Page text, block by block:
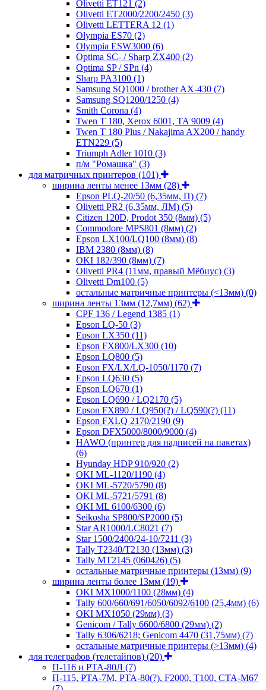
Olivetti ET121 (2)
Olivetti ET2000/2200/2450 (3)
Olivetti LETTERA 12 (1)
Olympia ES70 (2)
Olympia ESW3000 (6)
Optima SC- / Sharp ZX400 (2)
Optima SP / SPn (4)
Sharp PA3100 (1)
Samsung SQ1000 / brother AX-430 (7)
Samsung SQ1200/1250 (4)
Smith Corona (4)
Twen T 180, Xerox 6001, TA 9009 (4)
Twen T 180 Plus / Nakajima AX200 / handy
ETN229 (5)
Triumph Adler 1010 (3)
п/м "Ромашка" (3)
для матричных принтеров (101)
ширина ленты менее 13мм (28)
Epson PLQ-20/50 (6,35мм, П) (7)
Olivetti PR2 (6,35мм, ЛМ) (5)
Citizen 120D, Prodot 350 (8мм) (5)
Commodore MPS801 (8мм) (2)
Epson LX100/LQ100 (8мм) (8)
IBM 2380 (8мм) (8)
OKI 182/390 (8мм) (7)
Olivetti PR4 (11мм, правый Мёбиус) (3)
Olivetti Dm100 (5)
остальные матричные принтеры (<13мм) (0)
ширина ленты 13мм (12,7мм) (62)
CPF 136 / Legend 1385 (1)
Epson LQ-50 (3)
Epson LX350 (11)
Epson FX800/LX300 (10)
Epson LQ800 (5)
Epson FX/LX/LQ-1050/1170 (7)
Epson LQ630 (5)
Epson LQ670 (1)
Epson LQ690 / LQ2170 (5)
Epson FX890 / LQ950(?) / LQ590(?) (11)
Epson FXLQ 2170/2190 (9)
Epson DFX5000/8000/9000 (4)
HAWO (принтер для надписей на пакетах)
(6)
Hyunday HDP 910/920 (2)
OKI ML-1120/1190 (4)
OKI ML-5720/5790 (8)
OKI ML-5721/5791 (8)
OKI ML 6100/6300 (6)
Seikosha SP800/SP2000 (5)
Star AR1000/LC8021 (7)
Star 1500/2400/24-10/7211 (3)
Tally T2340/T2130 (13мм) (3)
Tally MT2145 (060426) (5)
остальные матричные принтеры (13мм) (9)
ширина ленты более 13мм (19)
OKI MX1000/1100 (28мм) (4)
Tally 600/660/691/6050/6092/6100 (25,4мм) (6)
OKI MX1050 (29мм) (3)
Genicom / Tally 6600/6800 (29мм) (2)
Tally 6306/6218; Genicom 4470 (31,75мм) (7)
остальные матричные принтеры (>13мм) (4)
для телеграфов (телетайпов) (20)
П-116 и РТА-80Л (7)
П-115, РТА-7М, РТА-80(?), F2000, T100, СТА-М67